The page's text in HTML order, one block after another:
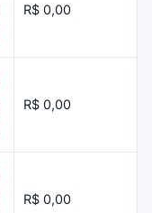
R$ 0,00
R$ 0,00
R$ 0,00